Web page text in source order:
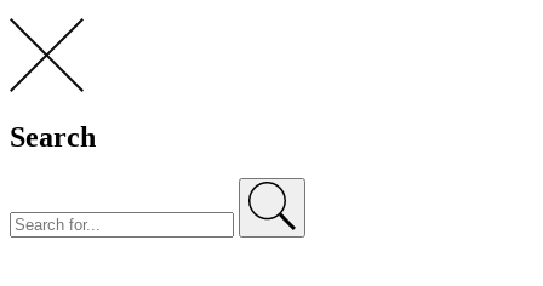
Search